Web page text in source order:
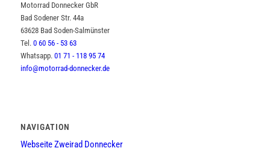
Motorrad Donnecker GbR
Bad Sodener Str. 44a
63628 Bad Soden-Salmünster
Tel. 0 60 56 - 53 63
Whatsapp. 01 71 - 118 95 74
info@motorrad-donnecker.de
NAVIGATION
Webseite Zweirad Donnecker